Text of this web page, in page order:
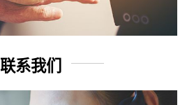
联系我们